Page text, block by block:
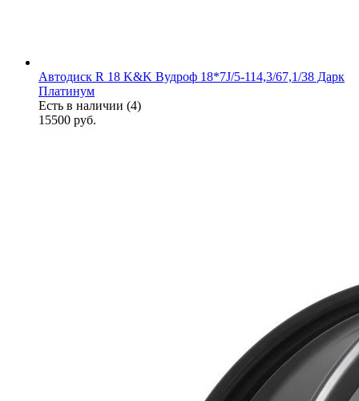
Автодиск R 18 K&K Вудроф 18*7J/5-114,3/67,1/38 Дарк
Платинум
Есть в наличии (4)
15500 руб.